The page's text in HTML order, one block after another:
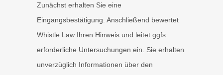
Zunächst erhalten Sie eine
Eingangsbestätigung. Anschließend bewertet
Whistle Law Ihren Hinweis und leitet ggfs.
erforderliche Untersuchungen ein. Sie erhalten
unverzüglich Informationen über den